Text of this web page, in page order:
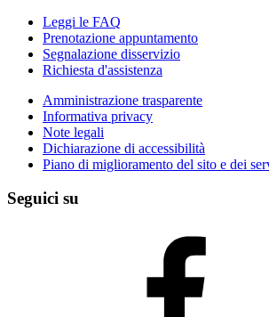
Leggi le FAQ
Prenotazione appuntamento
Segnalazione disservizio
Richiesta d'assistenza
Amministrazione trasparente
Informativa privacy
Note legali
Dichiarazione di accessibilità
Piano di miglioramento del sito e dei
Seguici su